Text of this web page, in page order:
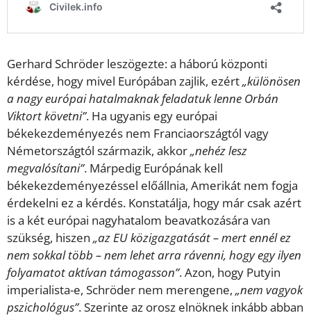
Gerhard Schröder leszögezte: a háború központi
kérdése, hogy mivel Európában zajlik, ezért„különösen
a nagy európai hatalmaknak feladatuk lenne Orbán
Viktort követni”. Ha ugyanis egy európai
békekezdeményezés nem Franciaországtól vagy
Németországtól származik, akkor„nehéz lesz
megvalósítani”. Márpedig Európának kell
békekezdeményezéssel előállnia, Amerikát nem fogja
érdekelni ez a kérdés. Konstatálja, hogy már csak azért
is a két európai nagyhatalom beavatkozására van
szükség, hiszen „az EU közigazgatását – mert ennél ez
nem sokkal több – nem lehet arra rávenni, hogy egy ilyen
folyamatot aktívan támogasson”. Azon, hogy Putyin
imperialista-e, Schröder nem merengene, „nem vagyok
pszichológus”. Szerinte az orosz elnöknek inkább abban